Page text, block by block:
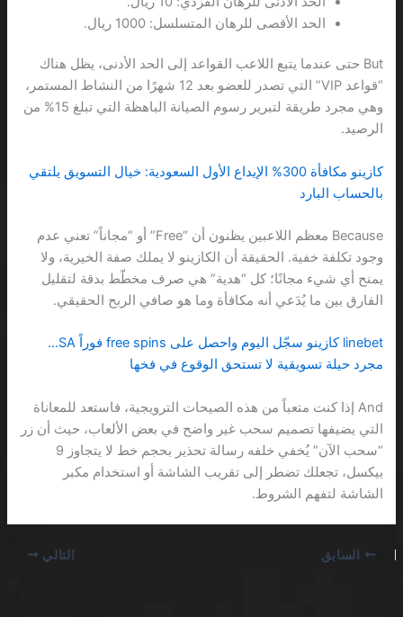
الحد الأقصى للرهان المتسلسل: 1000 ريال.
But حتى عندما يتبع اللاعب القواعد إلى الحد الأدنى، يظل هناك
“قواعد VIP” التي تصدر للعضو بعد 12 شهرًا من النشاط المستمر،
وهي مجرد طريقة لتبرير رسوم الصيانة الباهظة التي تبلغ 15% من
الرصيد.
كازينو مكافأة 300% الإيداع الأول السعودية: خيال التسويق يلتقي
بالحساب البارد
Because معظم اللاعبين يظنون أن “Free” أو “مجاناً” تعني عدم
وجود تكلفة خفية. الحقيقة أن الكازينو لا يملك صفة الخيرية، ولا
يمنح أي شيء مجانًا؛ كل “هدية” هي صرف مخطّط بدقة لتقليل
الفارق بين ما يُدَعي أنه مكافأة وما هو صافي الربح الحقيقي.
linebet كازينو سجّل اليوم واحصل على free spins فوراً SA…
مجرد حيلة تسويقية لا تستحق الوقوع في فخها
And إذا كنت متعباً من هذه الصيحات الترويجية، فاستعد للمعاناة
التي يضيفها تصميم سحب غير واضح في بعض الألعاب، حيث أن زر
“سحب الآن” يُخفي خلفه رسالة تحذير بحجم خط لا يتجاوز 9
بيكسل، تجعلك تضطر إلى تقريب الشاشة أو استخدام مكبر
الشاشة لتفهم الشروط.
السابق التالي